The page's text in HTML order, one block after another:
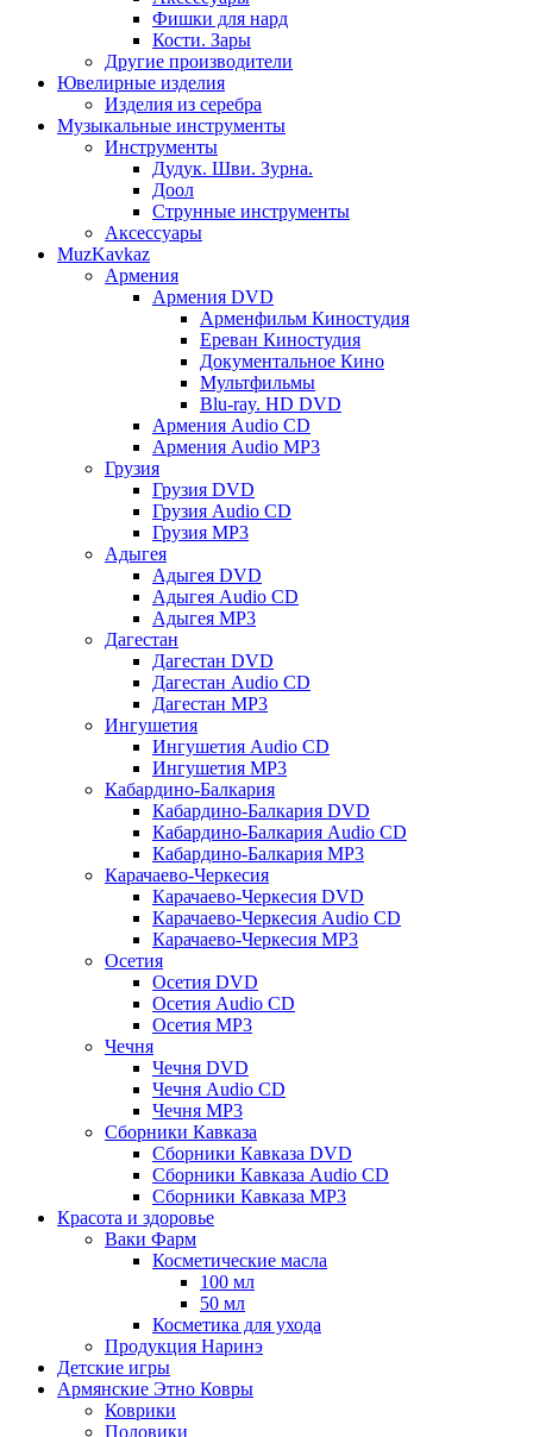
Фишки для нард
Кости. Зары
Другие производители
Ювелирные изделия
Изделия из серебра
Музыкальные инструменты
Инструменты
Дудук. Шви. Зурна.
Доол
Струнные инструменты
Аксессуары
MuzKavkaz
Армения
Армения DVD
Арменфильм Киностудия
Ереван Киностудия
Документальное Кино
Мультфильмы
Blu-ray. HD DVD
Армения Audio CD
Армения Audio MP3
Грузия
Грузия DVD
Грузия Audio CD
Грузия MP3
Адыгея
Адыгея DVD
Адыгея Audio CD
Адыгея MP3
Дагестан
Дагестан DVD
Дагестан Audio CD
Дагестан MP3
Ингушетия
Ингушетия Audio CD
Ингушетия MP3
Кабардино-Балкария
Кабардино-Балкария DVD
Кабардино-Балкария Audio CD
Кабардино-Балкария MP3
Карачаево-Черкесия
Карачаево-Черкесия DVD
Карачаево-Черкесия Audio CD
Карачаево-Черкесия MP3
Осетия
Осетия DVD
Осетия Audio CD
Осетия MP3
Чечня
Чечня DVD
Чечня Audio CD
Чечня MP3
Сборники Кавказа
Сборники Кавказа DVD
Сборники Кавказа Audio CD
Сборники Кавказа MP3
Красота и здоровье
Ваки Фарм
Косметические масла
100 мл
50 мл
Косметика для ухода
Продукция Наринэ
Детские игры
Армянские Этно Ковры
Коврики
Половики